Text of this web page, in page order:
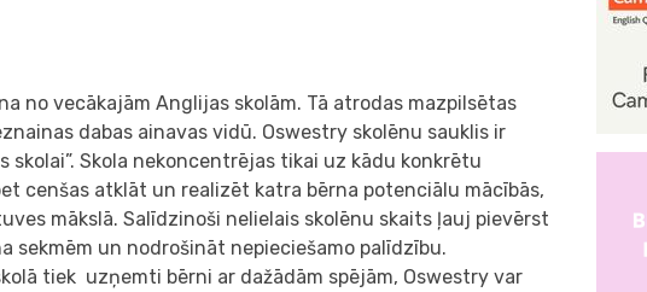
no vecākajām Anglijas skolām. Tā atrodas mazpilsētas
dabas ainavas vidū. Oswestry skolēnu sauklis ir
skolai”. Skola nekoncentrējas tikai uz kādu konkrētu
cenšas atklāt un realizēt katra bērna potenciālu mācībās,
mākslā. Salīdzinoši nelielais skolēnu skaits ļauj pievērst
sekmēm un nodrošināt nepieciešamo palīdzību.
tiek uzņemti bērni ar dažādām spējām, Oswestry var